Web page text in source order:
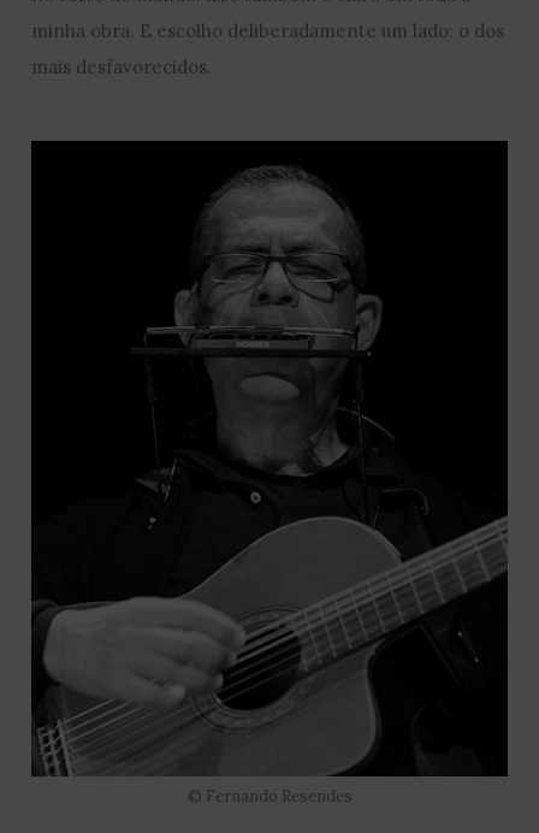
minha obra. E escolho deliberadamente um lado: o dos
mais desfavorecidos.
© Fernando Resendes